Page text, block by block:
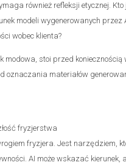
również refleksji etycznej.
modeli wygenerowanych
wobec klienta?
modowa, stoi przed
oznaczania materiałów
fryzjerstwa
fryzjera. Jest narzędziem,
AI może wskazać kierunek,